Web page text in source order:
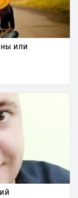
или